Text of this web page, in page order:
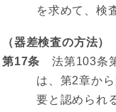
を求めて、検
（器差検査の方法）
第17条 法第103条
は、第2章か
要と認められ